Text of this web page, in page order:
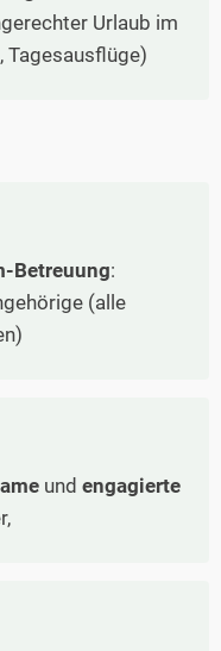
Urlaub im
Tagesausflüge)
Betreuung:
(alle
und engagierte